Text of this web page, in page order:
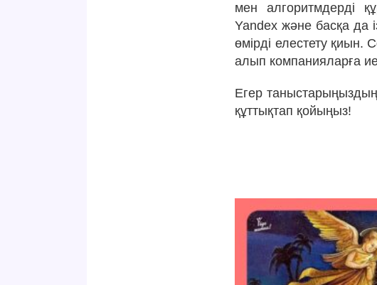
мен алгоритмдерді
Yandex және басқа да
өмірді елестету
алып компанияларға
Егер
құттықтап қойыңыз!